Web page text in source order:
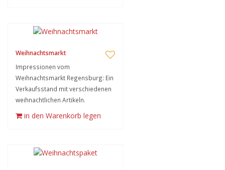
Weihnachtsmarkt
Impressionen vom
Weihnachtsmarkt Regensburg: Ein
Verkaufsstand mit verschiedenen
weihnachtlichen Artikeln.
in den Warenkorb legen